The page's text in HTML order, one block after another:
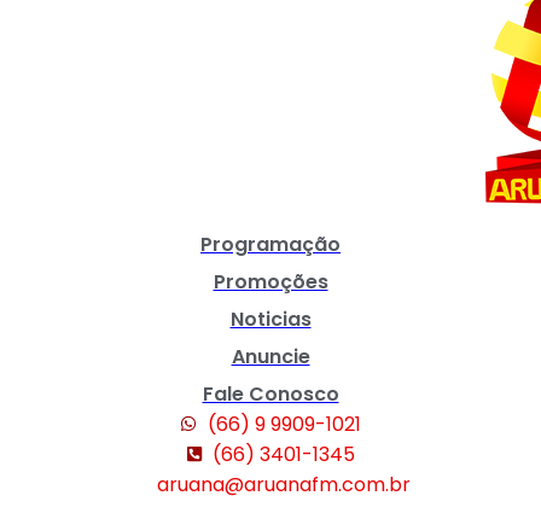
Programação
Promoções
Noticias
Anuncie
Fale Conosco
(66) 9 9909-1021
(66) 3401-1345
aruana@aruanafm.com.br